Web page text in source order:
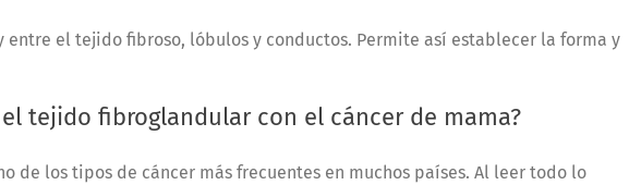
entre el tejido fibroso, lóbulos y conductos. Permite así establecer la forma y
tejido fibroglandular con el cáncer de mama?
de los tipos de cáncer más frecuentes en muchos países. Al leer todo lo